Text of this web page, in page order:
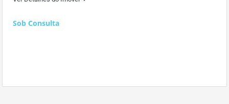
Sob Consulta